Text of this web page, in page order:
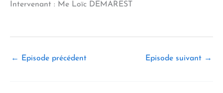
Intervenant : Me Loïc DEMAREST
← Episode précédent Episode suivant →